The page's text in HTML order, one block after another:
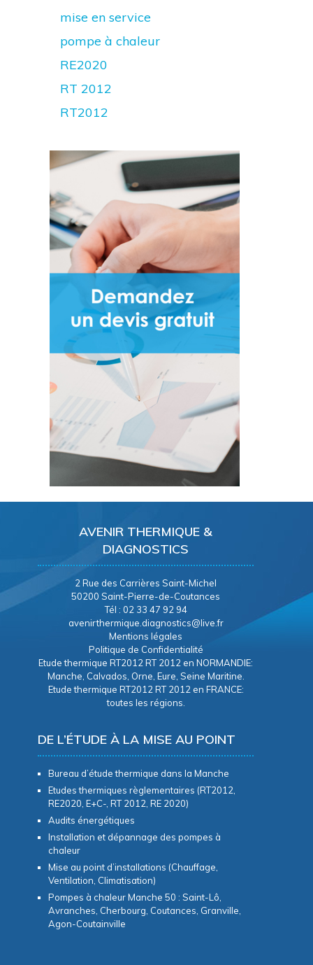
mise en service
pompe à chaleur
RE2020
RT 2012
RT2012
AVENIR THERMIQUE &
DIAGNOSTICS
2 Rue des Carrières Saint-Michel
50200 Saint-Pierre-de-Coutances
Tél : 02 33 47 92 94
avenirthermique.diagnostics@live.fr
Mentions légales
Politique de Confidentialité
Etude thermique RT2012 RT 2012 en NORMANDIE:
Manche, Calvados, Orne, Eure, Seine Maritine.
Etude thermique RT2012 RT 2012 en FRANCE:
toutes les régions.
DE L’ÉTUDE À LA MISE AU POINT
Bureau d’étude thermique dans la Manche
Etudes thermiques règlementaires (RT2012,
RE2020, E+C-, RT 2012, RE 2020)
Audits énergétiques
Installation et dépannage des pompes à
chaleur
Mise au point d’installations (Chauffage,
Ventilation, Climatisation)
Pompes à chaleur Manche 50 : Saint-Lô,
Avranches, Cherbourg, Coutances, Granville,
Agon-Coutainville